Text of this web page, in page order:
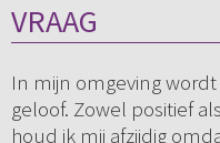
VRAAG
In mijn omgeving
geloof. Zowel positief
houd ik mij afzijdig